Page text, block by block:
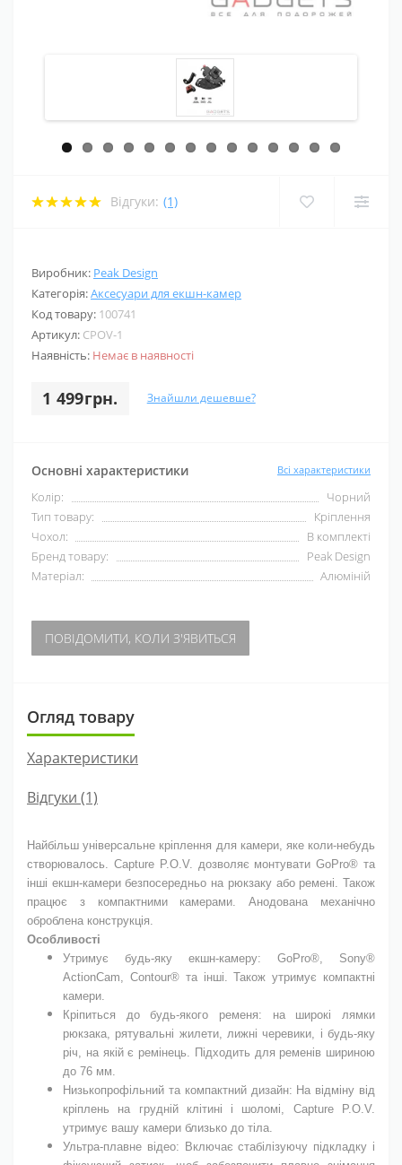
Відгуки: (1)
Виробник: Peak Design
Категорія:Аксесуари для екшн-камер
Код товару: 100741
Артикул: CPOV-1
Наявність: Немає в наявності
1 499грн. Знайшли дешевше?
Основні характеристики Всі характеристики
Колір:
Чорний
Тип товару:
Кріплення
Чохол:
В комплекті
Бренд товару:
Peak Design
Матеріал:
Алюміній
ПОВІДОМИТИ, КОЛИ З'ЯВИТЬСЯ
Огляд товару
Характеристики
Відгуки (1)
Найбільш універсальне кріплення для камери, яке коли-небудь
створювалось. Capture P.O.V. дозволяє монтувати GoPro® та
інші екшн-камери безпосередньо на рюкзаку або ремені. Також
працює з компактними камерами. Анодована механічно
оброблена конструкція.
Особливості
Утримує будь-яку екшн-камеру: GoPro®, Sony®
ActionCam, Contour® та інші. Також утримує компактні
камери.
Кріпиться до будь-якого ременя: на широкі лямки
рюкзака, рятувальні жилети, лижні черевики, і будь-яку
річ, на якій є ремінець. Підходить для ременів шириною
до 76 мм.
Низькопрофільний та компактний дизайн: На відміну від
кріплень на грудній клітині і шоломі, Capture P.O.V.
утримує вашу камери близько до тіла.
Ультра-плавне відео: Включає стабілізуючу підкладку і